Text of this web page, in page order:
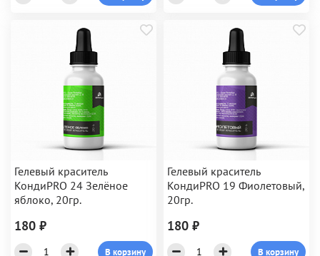
Гелевый краситель
КондиPRO 24 Зелёное
яблоко, 20гр.
180 ₽
В корзину
Гелевый краситель
КондиPRO 19 Фиолетовый,
20гр.
180 ₽
В корзину